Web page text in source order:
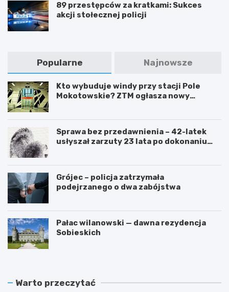
89 przestępców za kratkami: Sukces
akcji stołecznej policji
Popularne Najnowsze
Kto wybuduje windy przy stacji Pole
Mokotowskie? ZTM ogłasza nowy
Sprawa bez przedawnienia – 42-latek
usłyszał zarzuty 23 lata po dokonaniu
Grójec – policja zatrzymała
podejrzanego o dwa zabójstwa
Pałac wilanowski — dawna rezydencja
Sobieskich
Warto przeczytać